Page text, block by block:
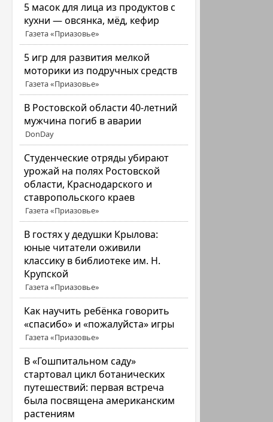
5 масок для лица из продуктов с
кухни — овсянка, мёд, кефир
Газета «Приазовье»
5 игр для развития мелкой
моторики из подручных средств
Газета «Приазовье»
В Ростовской области 40-летний
мужчина погиб в аварии
DonDay
Студенческие отряды убирают
урожай на полях Ростовской
области, Краснодарского и
ставропольского краев
Газета «Приазовье»
В гостях у дедушки Крылова:
юные читатели оживили
классику в библиотеке им. Н.
Крупской
Газета «Приазовье»
Как научить ребёнка говорить
«спасибо» и «пожалуйста» игры
Газета «Приазовье»
В «Гошпитальном саду»
стартовал цикл ботанических
путешествий: первая встреча
была посвящена американским
растениям